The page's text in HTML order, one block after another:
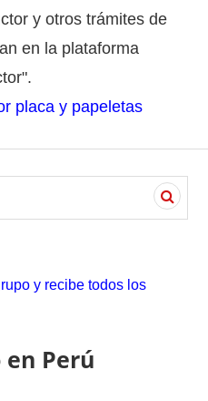
y otros trámites de
en la plataforma
placa y papeletas
y recibe todos los
en Perú